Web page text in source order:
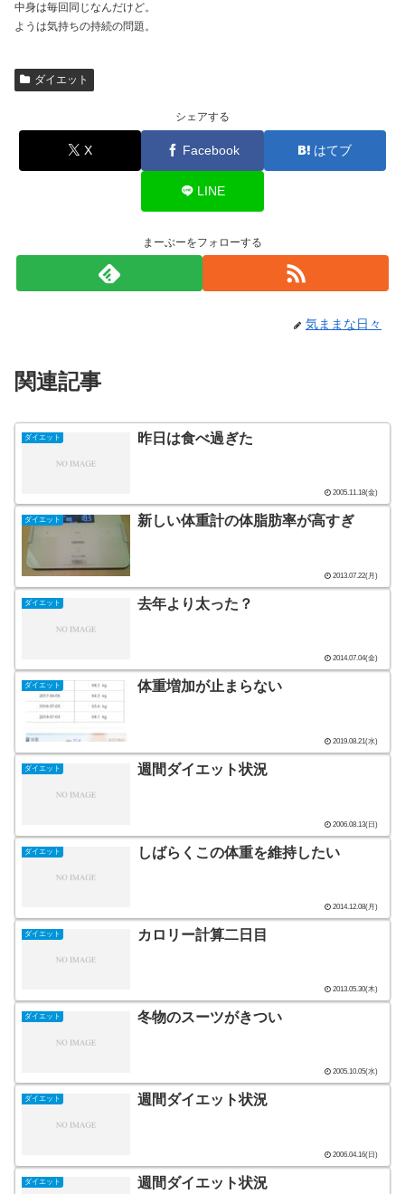
中身は毎回同じなんだけど。
ようは気持ちの持続の問題。
ダイエット
シェアする
X Facebook はてブ
LINE
まーぶーをフォローする
気ままな日々
関連記事
ダイエット 昨日は食べ過ぎた
2005.11.18(金)
ダイエット 新しい体重計の体脂肪率が高すぎ
2013.07.22(月)
ダイエット 去年より太った？
2014.07.04(金)
ダイエット 体重増加が止まらない
2019.08.21(水)
ダイエット 週間ダイエット状況
2006.08.13(日)
ダイエット しばらくこの体重を維持したい
2014.12.08(月)
ダイエット カロリー計算二日目
2013.05.30(木)
ダイエット 冬物のスーツがきつい
2005.10.05(水)
ダイエット 週間ダイエット状況
2006.04.16(日)
ダイエット 週間ダイエット状況